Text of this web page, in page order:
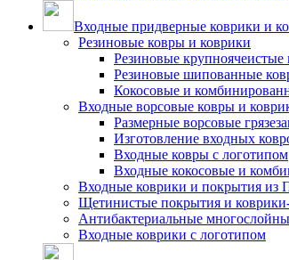
Входные придверные коврики и
Резиновые ковры и коврики
Резиновые крупноячеистые
Резиновые шипованные
Кокосовые и
Входные ворсовые ковры и
Размерные ворсовые
Изготовление входных
Входные ковры с логотипом
Входные кокосовые и
Входные коврики и покрытия из
Щетинистые покрытия и коврики-
Антибактериальные
Входные коврики с логотипом